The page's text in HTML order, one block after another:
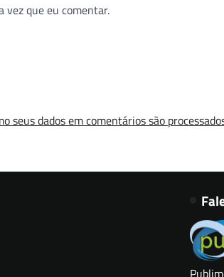
vez que eu comentar.
seus dados em comentários são